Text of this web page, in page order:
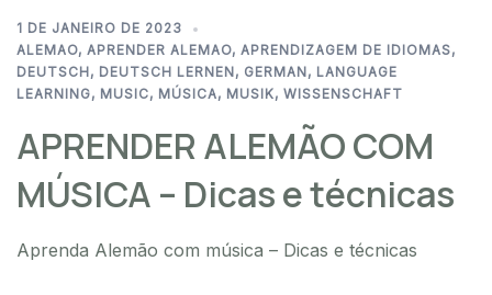
1 DE JANEIRO DE 2023
ALEMAO, APRENDER ALEMAO, APRENDIZAGEM DE IDIOMAS,
DEUTSCH, DEUTSCH LERNEN, GERMAN, LANGUAGE
LEARNING, MUSIC, MÚSICA, MUSIK, WISSENSCHAFT
APRENDER ALEMÃO COM
MÚSICA – Dicas e técnicas
Aprenda Alemão com música – Dicas e técnicas